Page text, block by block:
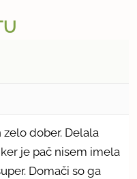
dober. Delala
je pač nisem imela
Domači so ga